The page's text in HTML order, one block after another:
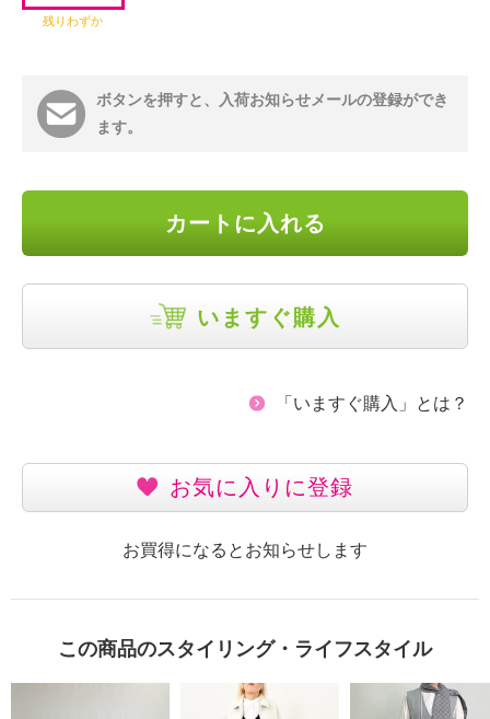
残りわずか
ボタンを押すと、入荷お知らせメールの登録ができ
ます。
カートに入れる
いますぐ購入
「いますぐ購入」とは？
お気に入りに登録
お買得になるとお知らせします
この商品のスタイリング・ライフスタイル